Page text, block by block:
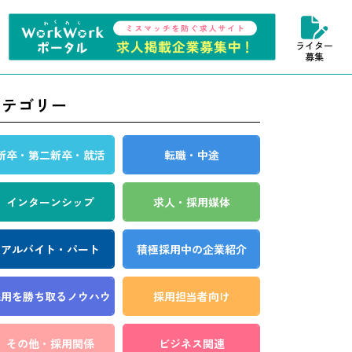
ライター
募集
ゴリー
卒・第二新卒・就活 転職・中途
インターンシップ 求人・採用媒体
アルバイト・パート 積極採用中の企業紹介
を勝ち取る ノウハウ 採用担当者向け
その他・採用関係 ビジネス関連